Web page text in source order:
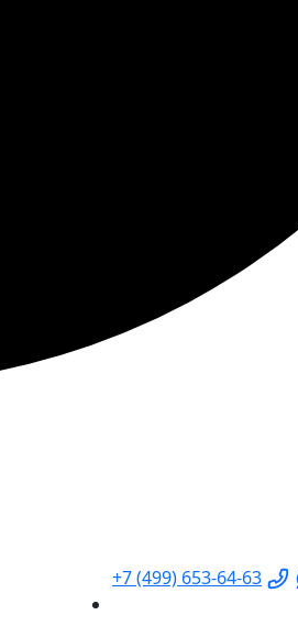
+7 (499) 653-64-63